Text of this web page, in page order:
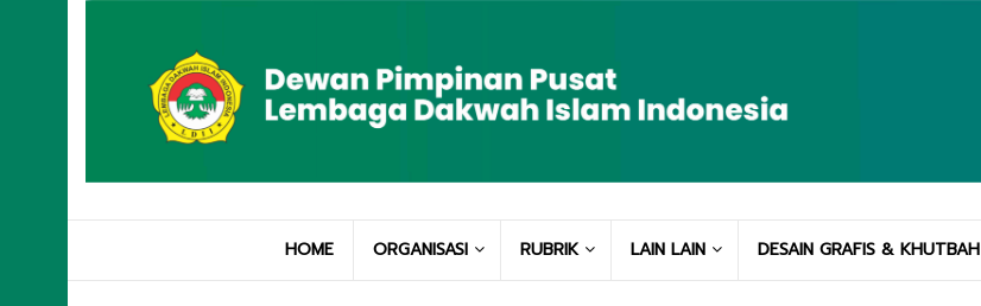
HOME ORGANISASI RUBRIK LAIN LAIN DESAIN GRAFIS & KHUTBAH